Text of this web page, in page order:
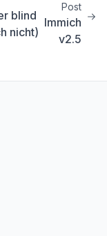
blind
nicht)
Post
Immich
v2.5